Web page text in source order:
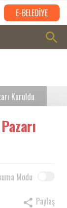
E-BELEDİYE
Kuruldu
Modu
Paylaş